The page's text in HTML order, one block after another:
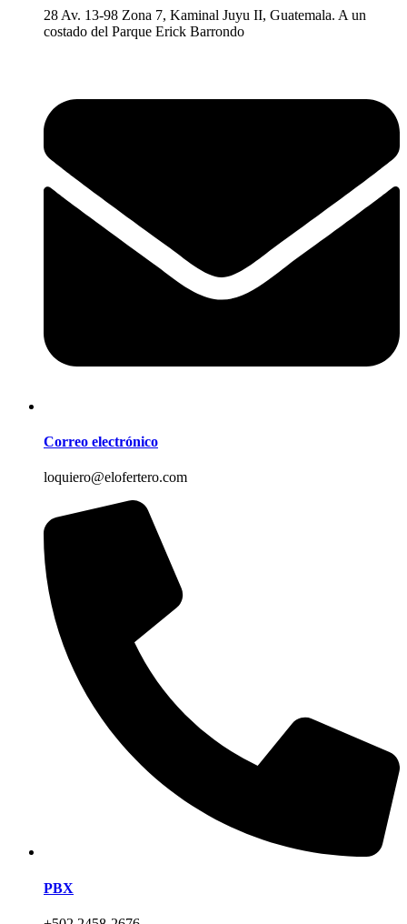
28 Av. 13-98 Zona 7, Kaminal Juyu II, Guatemala. A un
costado del Parque Erick Barrondo
Correo electrónico
loquiero@elofertero.com
PBX